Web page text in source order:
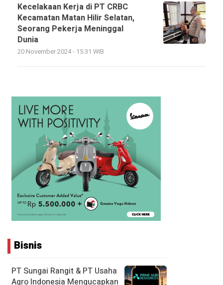
Kecelakaan Kerja di PT CRBC
Kecamatan Matan Hilir Selatan,
Seorang Pekerja Meninggal
Dunia
20 November 2024 - 15:31 WIB
Bisnis
PT Sungai Rangit & PT Usaha
Agro Indonesia Mengucapkan